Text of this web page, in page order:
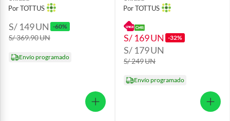
Por TOTTUS
S/ 149UN -60%
S/ 369.90UN
Envío programado
Por TOTTUS
S/ 169UN -32%
S/ 179UN
S/ 249UN
Envío programado